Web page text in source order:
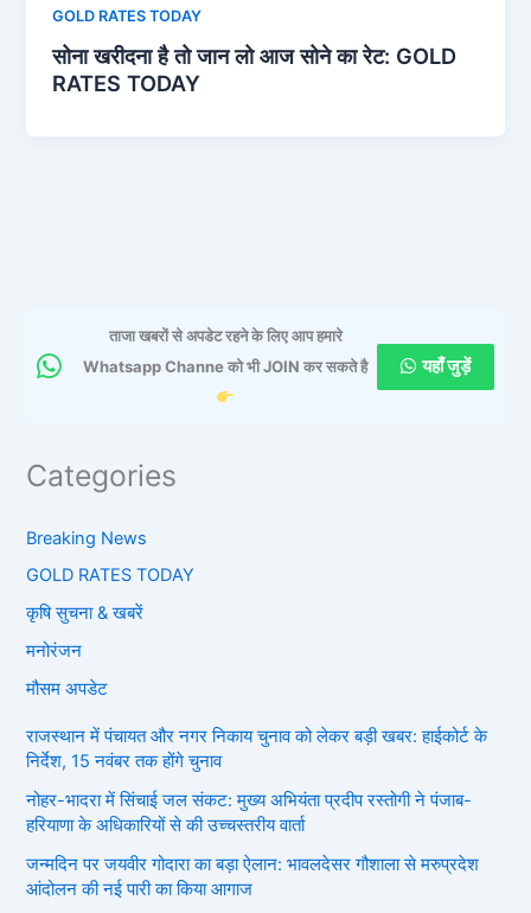
GOLD RATES TODAY
सोना खरीदना है तो जान लो आज सोने का रेट: GOLD
RATES TODAY
ताजा खबरों से अपडेट रहने के लिए आप हमारे
Whatsapp Channe को भी JOIN कर सकते है
यहाँ जुड़ें
Categories
Breaking News
GOLD RATES TODAY
कृषि सुचना & खबरें
मनोरंजन
मौसम अपडेट
राजस्थान में पंचायत और नगर निकाय चुनाव को लेकर बड़ी खबर: हाईकोर्ट के
निर्देश, 15 नवंबर तक होंगे चुनाव
नोहर-भादरा में सिंचाई जल संकट: मुख्य अभियंता प्रदीप रस्तोगी ने पंजाब-
हरियाणा के अधिकारियों से की उच्चस्तरीय वार्ता
जन्मदिन पर जयवीर गोदारा का बड़ा ऐलान: भावलदेसर गौशाला से मरुप्रदेश
आंदोलन की नई पारी का किया आगाज